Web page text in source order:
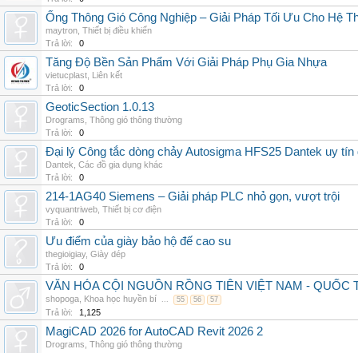
Ống Thông Gió Công Nghiệp – Giải Pháp Tối Ưu Cho Hệ
maytron Thiết bị điều khiển
Trả lời:
0
Tăng Độ Bền Sản Phẩm Với Giải Pháp Phụ Gia Nhựa
vietucplast Liên kết
Trả lời:
0
GeoticSection 1.0.13
Drograms Thông gió thông thường
Trả lời:
0
Đại lý Công tắc dòng chảy Autosigma HFS25 Dantek uy tín
Dantek Các đồ gia dụng khác
Trả lời:
0
214-1AG40 Siemens – Giải pháp PLC nhỏ gọn, vượt trội
vyquantriweb Thiết bị cơ điện
Trả lời:
0
Ưu điểm của giày bảo hộ đế cao su
thegioigiay, Giày dép
Trả lời:
0
VĂN HÓA CỘI NGUỒN RỒNG TIÊN VIỆT NAM -
shopoga Khoa học huyền bí ... 55 56 57
Trả lời: 1,125
MagiCAD 2026 for AutoCAD Revit 2026 2
Drograms Thông gió thông thường